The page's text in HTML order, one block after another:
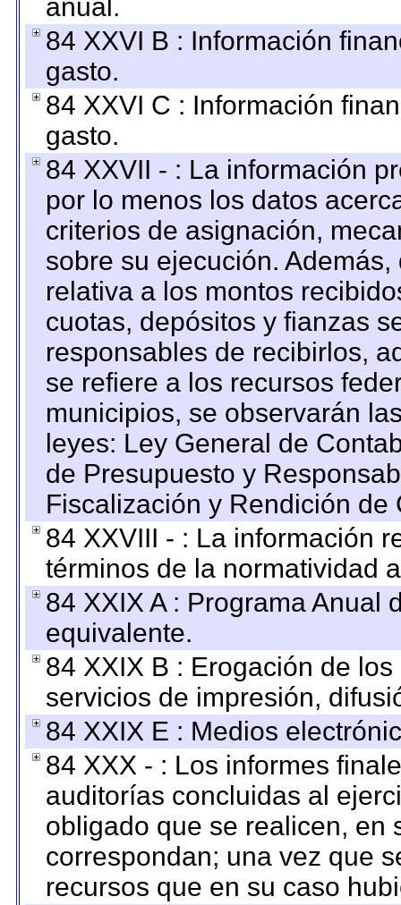
anual.
84 XXVI B : Información
gasto.
84 XXVI C : Información
gasto.
84 XXVII - : La información
por lo menos los datos
criterios de asignación,
sobre su ejecución.
relativa a los montos
cuotas, depósitos y fianzas
responsables de recibirlos,
se refiere a los recursos
municipios, se observarán
leyes: Ley General de
de Presupuesto y
Fiscalización y Rendición
84 XXVIII - : La información
términos de la normatividad
84 XXIX A : Programa Anual
equivalente.
84 XXIX B : Erogación de
servicios de impresión,
84 XXIX E : Medios
84 XXX - : Los informes
auditorías concluidas al
obligado que se realicen, en
correspondan; una vez que
recursos que en su caso